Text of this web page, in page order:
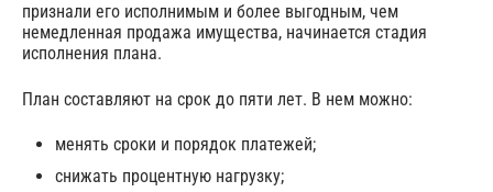
признали его исполнимым и более выгодным, чем
немедленная продажа имущества, начинается стадия
исполнения плана.
План составляют на срок до пяти лет. В нем можно:
менять сроки и порядок платежей;
снижать процентную нагрузку;